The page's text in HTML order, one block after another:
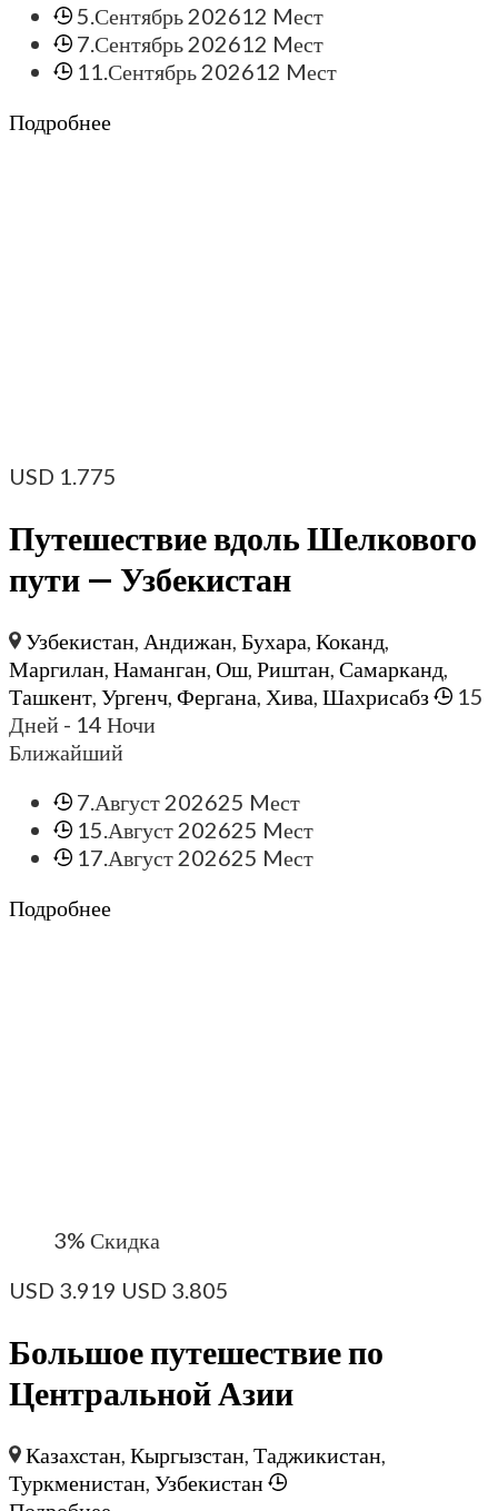
5.Сентябрь 202612 Mест
7.Сентябрь 202612 Mест
11.Сентябрь 202612 Mест
Подробнее
USD 1.775
Путешествие вдоль Шелкового
пути — Узбекистан
Узбекистан Андижан ,Бухара ,Коканд
Маргилан Наманган Ош Риштан Самарканд
Ташкент Ургенч Фергана Хива Шахрисабз
15
Дней - 14 Ночи
Ближайший
7.Август 202625 Mест
15.Август 202625 Mест
17.Август 202625 Mест
Подробнее
3% Скидка
USD 3.919 USD 3.805
Большое путешествие по
Центральной Азии
Казахстан ,Кыргызстан ,Таджикистан
Туркменистан Узбекистан